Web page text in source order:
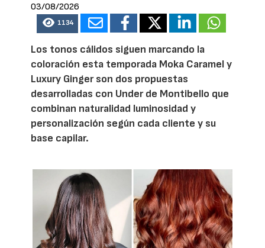
03/08/2026
1134
Los tonos cálidos siguen marcando la
coloración esta temporada Moka Caramel y
Luxury Ginger son dos propuestas
desarrolladas con Under de Montibello que
combinan naturalidad luminosidad y
personalización según cada cliente y su
base capilar.